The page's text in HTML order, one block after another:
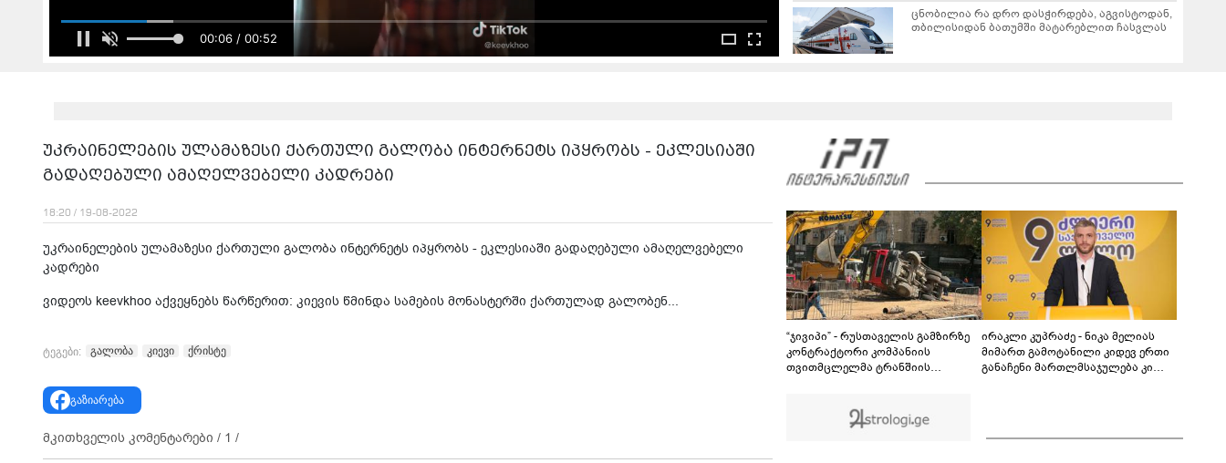
00:08 / 00:52
ცნობილია რა დრო დასჭირდება, აგვისტოდან,
თბილისიდან ბათუმში მატარებლით ჩასვლას
სჭირდება საზოგადოების სათანადო რეაქცია" -
01:19
ვრცელდება კადრები რუსთაველიდან, სადაც
სატვირთო გადაბრუნდა - მანქანაში
მცირეწლოვანიც იმყოფებოდა
04:26
ნანუკა ჟორჟოლიანი ვიდეომიმართვას
ავრცელებს - "ამას იურიდიული ფაკულტეტის 1-
ელი კურსის სტუდენტიც იკითხავს"
უკრაინელების ულამაზესი ქართული გალობა ინტერნეტს იპყრობს - ეკლესიაში
გადაღებული ამაღელვებელი კადრები
18:20 / 19-08-2022
უკრაინელების ულამაზესი ქართული გალობა ინტერნეტს იპყრობს - ეკლესიაში გადაღებული ამაღელვებელი
კადრები
ვიდეოს keevkhoo აქვეყნებს წარწერით: კიევის წმინდა სამების მონასტერში ქართულად გალობენ...
ტეგები: გალობა კიევი ქრისტე
გაზიარება
მკითხველის კომენტარები / 1 /
“ჯივიპი” - რუსთაველის გამზირზე
კონტრაქტორი კომპანიის
თვითმცლელმა ტრანშიის
ტექნიკის მოცურება გამოიწვია,
გადაბრუნდა ავტომანქანა,
ირაკლი კუპრაძე - ნიკა მელიას
მიმართ გამოტანილი კიდევ ერთი
განაჩენი მართლმსაჯულება კი